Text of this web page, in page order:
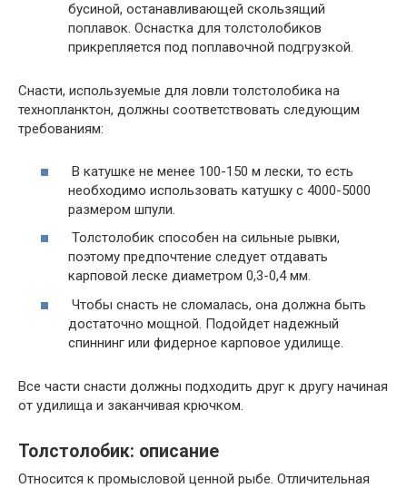
бусиной, останавливающей скользящий
поплавок. Оснастка для толстолобиков
прикрепляется под поплавочной подгрузкой.
Снасти, используемые для ловли толстолобика на
технопланктон, должны соответствовать следующим
требованиям:
В катушке не менее 100-150 м лески, то есть
необходимо использовать катушку с 4000-5000
размером шпули.
Толстолобик способен на сильные рывки,
поэтому предпочтение следует отдавать
карповой леске диаметром 0,3-0,4 мм.
Чтобы снасть не сломалась, она должна быть
достаточно мощной. Подойдет надежный
спиннинг или фидерное карповое удилище.
Все части снасти должны подходить друг к другу начиная
от удилища и заканчивая крючком.
Толстолобик: описание
Относится к промысловой ценной рыбе. Отличительная